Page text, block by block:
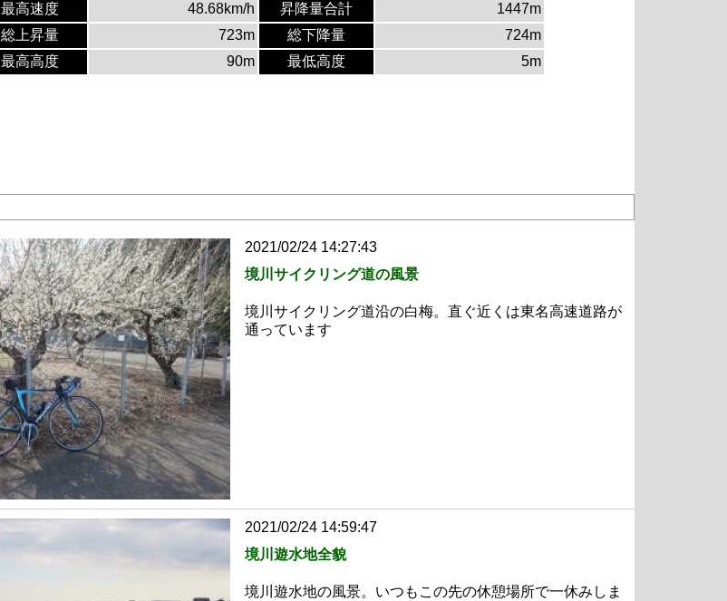
最高速度
48.68km/h 昇降量合計
1447m
総上昇量
723m 総下降量
724m
最高高度
90m 最低高度 5m
2021/02/24 14:27:43
境川サイクリング道の風景
境川サイクリング道沿の白梅。直ぐ近くは東名高速道路が
通っています
2021/02/24 14:59:47
境川遊水地全貌
境川遊水地の風景。いつもこの先の休憩場所で一休みしま